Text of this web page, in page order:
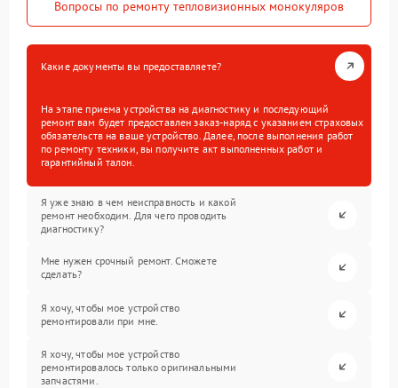
Вопросы по ремонту тепловизионных монокуляров
Какие документы вы предоставляете?
На этапе приема устройства на диагностику и последующий
ремонт вам будет предоставлен заказ-наряд с указанием страховых
обязательств на ваше устройство. Далее, после выполнения работ
по ремонту техники, вы получите акт выполненных работ и
гарантийный талон.
Я уже знаю в чем неисправность и какой
ремонт необходим. Для чего проводить
диагностику?
Мне нужен срочный ремонт. Сможете
сделать?
Я хочу, чтобы мое устройство
ремонтировали при мне.
Я хочу, чтобы мое устройство
ремонтировалось только оригинальными
запчастями.